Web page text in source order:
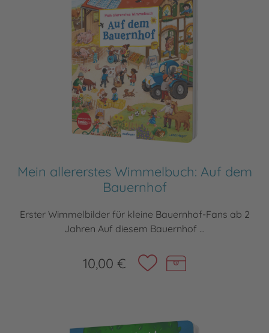
Mein allererstes Wimmelbuch: Auf dem
Bauernhof
Erster Wimmelbilder für kleine Bauernhof-Fans ab 2
Jahren Auf diesem Bauernhof ...
10,00 €